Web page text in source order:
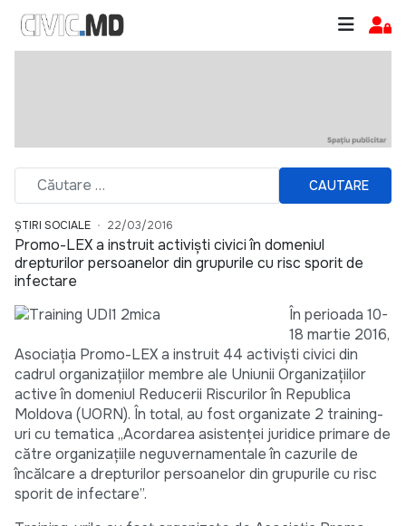
CAUTARE
ȘTIRI SOCIALE 22/03/2016
Promo-LEX a instruit activiști civici în domeniul
drepturilor persoanelor din grupurile cu risc sporit de
infectare
În perioada 10-
18 martie 2016,
Asociația Promo-LEX a instruit 44 activiști civici din
cadrul organizațiilor membre ale Uniunii Organizațiilor
active în domeniul Reducerii Riscurilor în Republica
Moldova (UORN). În total, au fost organizate 2 training-
uri cu tematica „Acordarea asistenței juridice primare de
către organizațiile neguvernamentale în cazurile de
încălcare a drepturilor persoanelor din grupurile cu risc
sporit de infectare”.